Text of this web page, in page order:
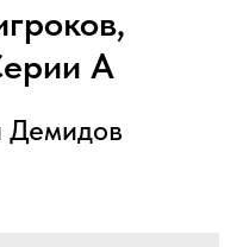
А
Демидов